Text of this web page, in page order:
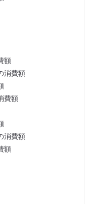
額
消費額
費額
消費額
額